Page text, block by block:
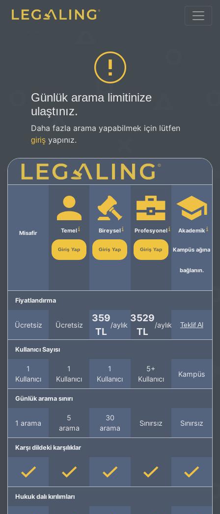
Günlük arama limitinize
ulaştınız.
Daha fazla arama yapabilmek için lütfen
giriş yapınız.
Misafir Temel
Giriş Yap
Bireysel
Giriş Yap
Profesyonel
Giriş Yap
Akademik
Kampüs ağına
bağlanın.
Fiyatlandırma
Ücretsiz Ücretsiz
359
TL
/aylık
3529
TL
/aylık Teklif Al
Kullanıcı Sayısı
1
Kullanıcı
1
Kullanıcı
1
Kullanıcı
5+
Kullanıcı
Kampüs
Günlük arama sınırı
1 arama
5
arama
30
arama
Sınırsız Sınırsız
Karşı dildeki karşılıklar
Hukuk dalı kırılımları